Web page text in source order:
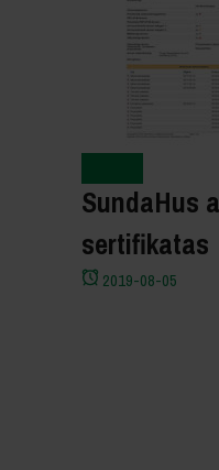
SundaHus
sertifikatas
2019-08-05